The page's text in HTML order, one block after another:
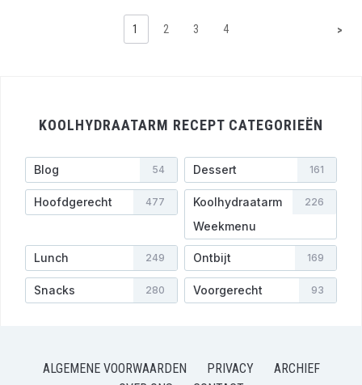
1 2 3 4 >
KOOLHYDRAATARM RECEPT CATEGORIEËN
Blog 54 Dessert 161
Hoofdgerecht 477
Koolhydraatarm
Weekmenu
226
Lunch 249 Ontbijt 169
Snacks 280 Voorgerecht 93
ALGEMENE VOORWAARDEN PRIVACY
ARCHIEF